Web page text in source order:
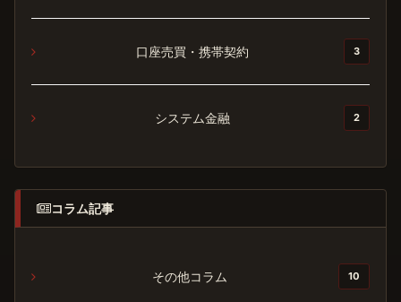
口座売買・携帯契約 3
システム金融 2
コラム記事
その他コラム 10